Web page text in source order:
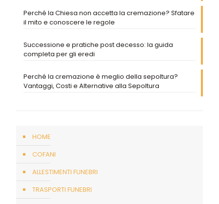
Perché la Chiesa non accetta la cremazione? Sfatare
il mito e conoscere le regole
Successione e pratiche post decesso: la guida
completa per gli eredi
Perché la cremazione è meglio della sepoltura?
Vantaggi, Costi e Alternative alla Sepoltura
HOME
COFANI
ALLESTIMENTI FUNEBRI
TRASPORTI FUNEBRI